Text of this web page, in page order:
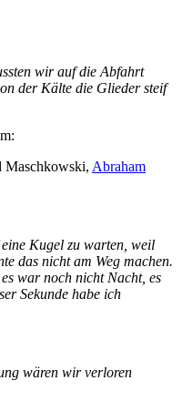
wir auf die Abfahrt
der Kälte die Glieder steif
Maschkowski, Abraham
Kugel zu warten, weil
das nicht am Weg machen.
war noch nicht Nacht, es
Sekunde habe ich
wären wir verloren